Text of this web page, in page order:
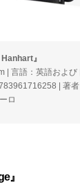
』
| 言語：英語およ
| 著
ロ
』